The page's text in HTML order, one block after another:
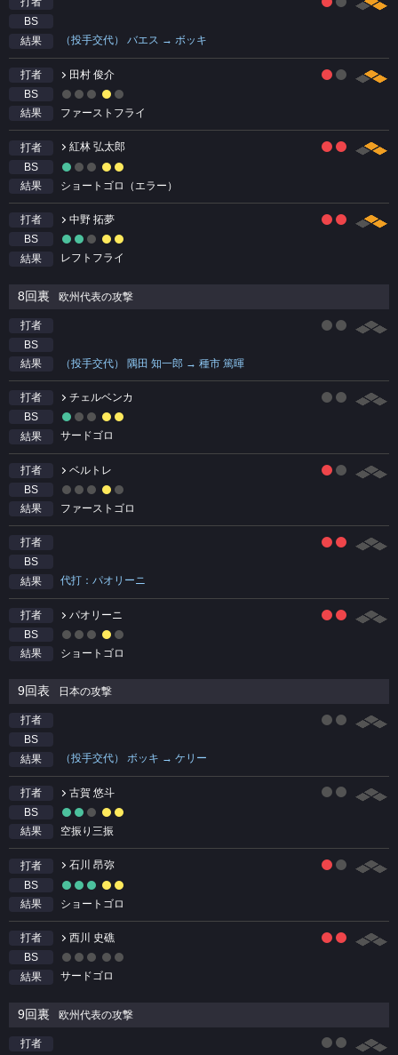
BS
結果
（投手交代） バエス → ボッキ
打者
田村 俊介
BS
結果
ファーストフライ
打者
紅林 弘太郎
BS
結果
ショートゴロ（エラー）
打者
中野 拓夢
BS
結果
レフトフライ
8回裏 欧州代表の攻撃
打者
BS
結果
（投手交代） 隅田 知一郎 → 種市 篤暉
打者
チェルベンカ
BS
結果
サードゴロ
打者
ベルトレ
BS
結果
ファーストゴロ
打者
BS
結果
代打：パオリーニ
打者
パオリーニ
BS
結果
ショートゴロ
9回表 日本の攻撃
打者
BS
結果
（投手交代） ボッキ → ケリー
打者
古賀 悠斗
BS
結果
空振り三振
打者
石川 昂弥
BS
結果
ショートゴロ
打者
西川 史礁
BS
結果
サードゴロ
9回裏 欧州代表の攻撃
打者